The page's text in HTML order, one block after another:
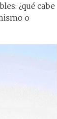
¿qué cabe
o